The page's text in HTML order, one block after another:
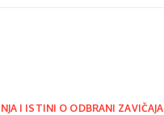
I ISTINI O ODBRANI ZAVIČAJA